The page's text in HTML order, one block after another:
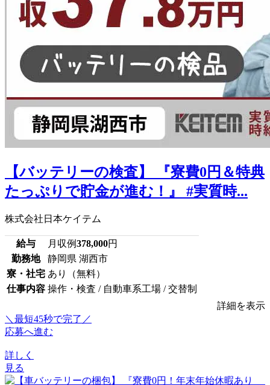
【バッテリーの検査】 『寮費0円＆特典
たっぷりで貯金が進む！』 #実質時...
株式会社日本ケイテム
給与 月収例378,000円
勤務地
静岡県 湖西市
寮・社宅 あり（無料）
仕事内容 操作・検査 / 自動車系工場 / 交替制
詳細を表示
＼最短45秒で完了／
応募へ進む
詳しく
見る